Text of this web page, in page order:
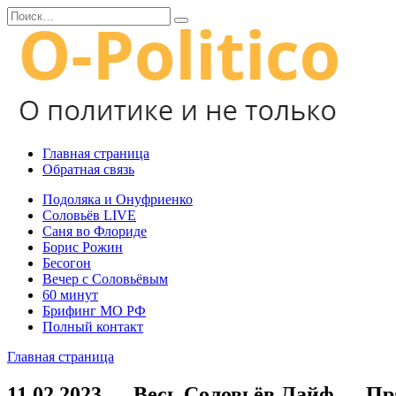
Перейти
к
содержанию
Search
for:
Главная страница
Обратная связь
Подоляка и Онуфриенко
Соловьёв LIVE
Саня во Флориде
Борис Рожин
Бесогон
Вечер с Соловьёвым
60 минут
Брифинг МО РФ
Полный контакт
Главная страница